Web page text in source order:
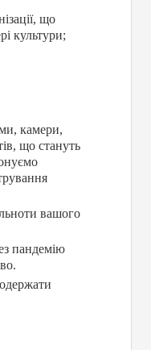
що
культури;
камери,
що стануть
вашого
пандемію